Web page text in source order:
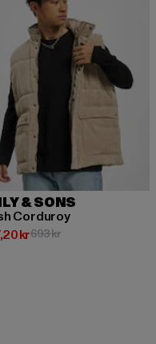
& SONS
Corduroy
kr pris: 277,20 kr
693 krKampanjpris: 693 kr